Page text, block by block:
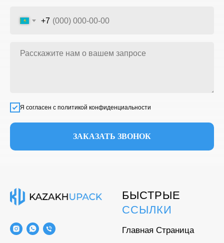
+7
Я согласен с политикой конфиденциальности
ЗАКАЗАТЬ ЗВОНОК
БЫСТРЫЕ
ССЫЛКИ
Главная Страница